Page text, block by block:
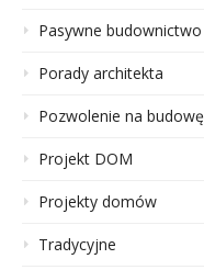
Pasywne budownictwo
Porady architekta
Pozwolenie na budowę
Projekt DOM
Projekty domów
Tradycyjne